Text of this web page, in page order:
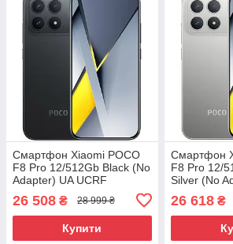
Смартфон Xiaomi POCO
F8 Pro 12/512Gb Black (No
Adapter) UA UCRF
26 508 ₴ 28 999 ₴
Купити
Смартфон
F8 Pro 12/
Silver (No
26 618₴